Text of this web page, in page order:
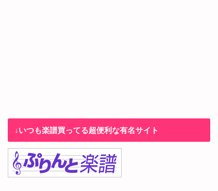
↓いつも楽譜買ってる超便利な有名サイト